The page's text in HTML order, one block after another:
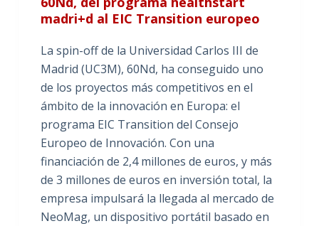
madri+d al EIC Transition europeo
La spin-off de la Universidad Carlos III de
Madrid (UC3M), 60Nd, ha conseguido uno
de los proyectos más competitivos en el
ámbito de la innovación en Europa: el
programa EIC Transition del Consejo
Europeo de Innovación. Con una
financiación de 2,4 millones de euros, y más
de 3 millones de euros en inversión total, la
empresa impulsará la llegada al mercado de
NeoMag, un dispositivo portátil basado en